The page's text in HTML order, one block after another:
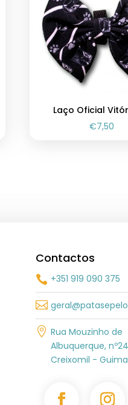
Laço Oficial
€7,50
Contactos
 +351 919 090 375

 Rua Mouzinho de
Albuquerque,
Creixomil -